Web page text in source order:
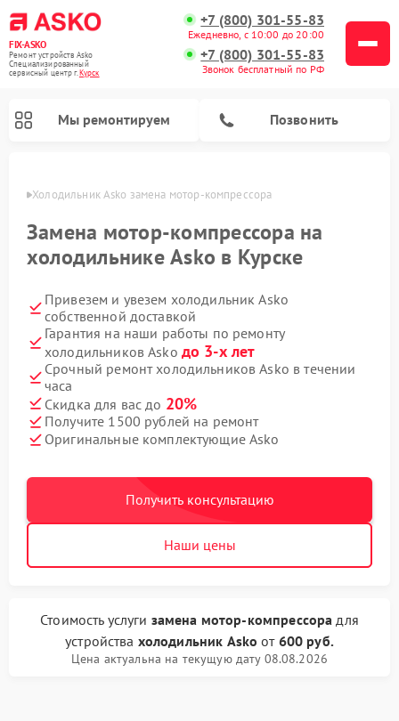
FIX-ASKO
Ремонт устройств Asko
Специализированный
cервисный центр г.Курск
+7 (800) 301-55-83
Ежедневно, с 10:00 до 20:00
+7 (800) 301-55-83
Звонок бесплатный по РФ
Мы ремонтируем Позвонить
Холодильник Asko замена мотор-компрессора
Замена мотор-компрессора на
холодильнике Asko в Курске
Привезем и увезем холодильник Asko
собственной доставкой
Гарантия на наши работы по ремонту
холодильников Asko до 3-х лет
Срочный ремонт холодильников Asko в течении
часа
Скидка для вас до 20%
Получите 1500 рублей на ремонт
Оригинальные комплектующие Asko
Получить консультацию
Наши цены
Стоимость услуги замена мотор-компрессора для
устройства холодильник Asko от 600 руб.
Цена актуальна на текущую дату 08.08.2026